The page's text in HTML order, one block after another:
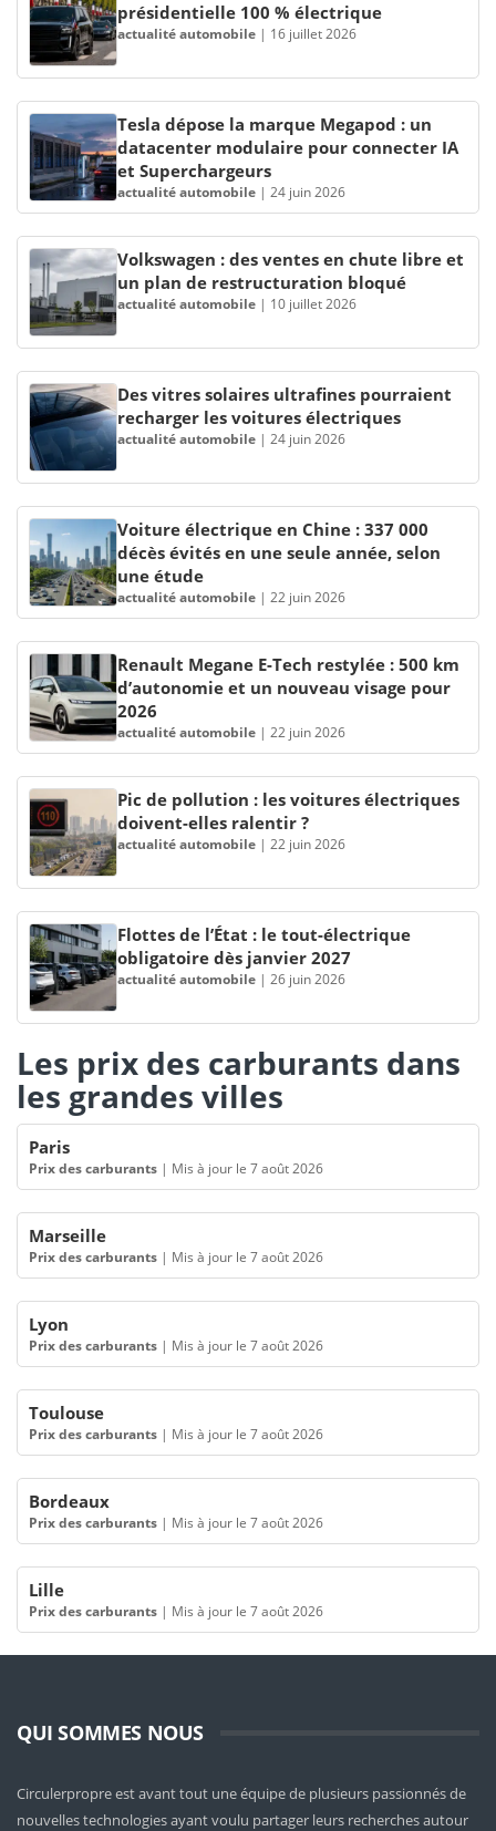
présidentielle 100 % électrique
actualité automobile | 16 juillet 2026
Tesla dépose la marque Megapod : un
datacenter modulaire pour connecter IA
et Superchargeurs
actualité automobile | 24 juin 2026
Volkswagen : des ventes en chute libre et
un plan de restructuration bloqué
actualité automobile | 10 juillet 2026
Des vitres solaires ultrafines pourraient
recharger les voitures électriques
actualité automobile | 24 juin 2026
Voiture électrique en Chine : 337 000
décès évités en une seule année, selon
une étude
actualité automobile | 22 juin 2026
Renault Megane E-Tech restylée : 500 km
d’autonomie et un nouveau visage pour
2026
actualité automobile | 22 juin 2026
Pic de pollution : les voitures électriques
doivent-elles ralentir ?
actualité automobile | 22 juin 2026
Flottes de l’État : le tout-électrique
obligatoire dès janvier 2027
actualité automobile | 26 juin 2026
Les prix des carburants dans
les grandes villes
Paris
Prix des carburants | Mis à jour le 7 août 2026
Marseille
Prix des carburants | Mis à jour le 7 août 2026
Lyon
Prix des carburants | Mis à jour le 7 août 2026
Toulouse
Prix des carburants | Mis à jour le 7 août 2026
Bordeaux
Prix des carburants | Mis à jour le 7 août 2026
Lille
Prix des carburants | Mis à jour le 7 août 2026
QUI SOMMES NOUS
Circulerpropre est avant tout une équipe de plusieurs passionnés de
nouvelles technologies ayant voulu partager leurs recherches autour